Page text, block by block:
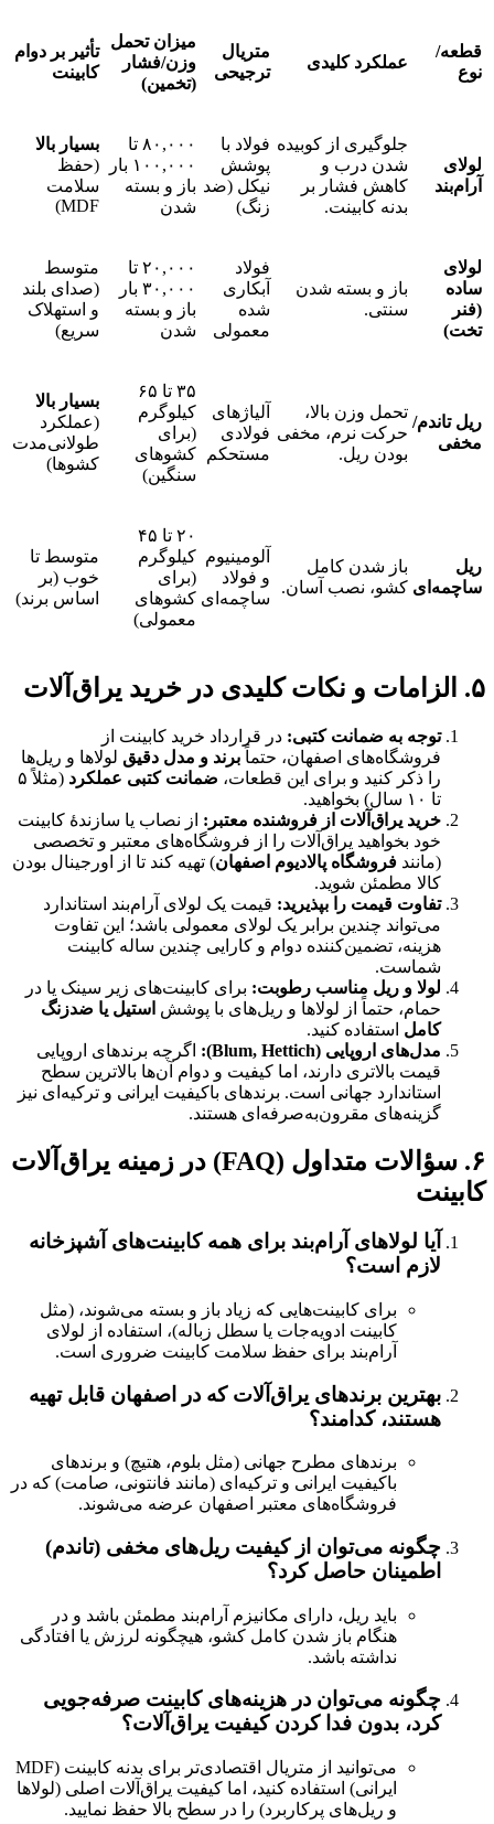
عملکرد کلیدی
ترجیحی
میزان تحمل
وزن/فشار
(تخمین)
تأثیر بر دوام
کابینت
جلوگیری از کوبیده
شدن درب و
کاهش فشار بر
بدنه کابینت.
فولاد با
پوشش
نیکل (ضد
زنگ)
۱۰۰,۰۰۰ بار
باز و بسته
شدن
بسیار بالا
(حفظ
سلامت
MDF)
باز و بسته شدن
سنتی.
آبکاری
۳۰,۰۰۰ بار
باز و بسته
شدن
متوسط
(صدای بلند
و استهلاک
سریع)
تحمل وزن بالا،
حرکت نرم، مخفی
بودن ریل.
آلیاژهای
فولادی
کیلوگرم
(برای
کشوهای
بسیار بالا
(عملکرد
طولانی‌مدت
کشوها)
باز شدن کامل
کشو، نصب آسان.
آلومینیوم
و فولاد
ساچمه‌ای
کیلوگرم
(برای
کشوهای
متوسط تا
خوب (بر
اساس برند)
ونکات کلیدی در خرید یراق‌آلات
به ضمانت کتبی:در قرارداد خرید کابینت از
اصفهان، حتماًبرند و مدل دقیقلولاها و ریل‌ها
ذکر کنید و برای این قطعات، ضمانت کتبی عملکرد
(مثلاً ۵
یراق‌آلات از فروشنده معتبر:از نصاب یا سازندۀ کابینت
بخواهید یراق‌آلات را از فروشگاه‌های معتبر و تخصصی
فروشگاه پالادیوم اصفهان) تهیه کند تا از اورجینال بودن
مطمئن شوید.
قیمت را بپذیرید : قیمت یک لولای آرام‌بند استاندارد
چندین برابر یک لولای معمولی باشد؛ این تفاوت
تضمین‌کننده دوام و کارایی چندین ساله کابینت
و ریل مناسب رطوبت:برای کابینت‌های زیر سینک یا در
حتماً از لولاها و ریل‌های با پوششاستیل یا ضدزنگ
استفاده کنید.
اروپایی(Blum, Hettich):
اگرچه برندهای اروپایی
بالاتری دارند، اما کیفیت و دوام آن‌ها بالاترین سطح
جهانی است. برندهای باکیفیت ایرانی و ترکیه‌ای نیز
مقرون‌به‌صرفه‌ای هستند.
متداول(FAQ)
در زمینه یراق‌آلات
لولاهای آرام‌بند برای همه کابینت‌های آشپزخانه
است؟
برای کابینت‌هایی که زیاد باز و بسته می‌شوند، (مثل
کابینت ادویه‌جات یا سطل زباله)، استفاده از لولای
آرام‌بند برای حفظ سلامت کابینت ضروری است.
برندهای یراق‌آلات که در اصفهان قابل تهیه
کدامند؟
برندهای مطرح جهانی (مثل بلوم، هتیچ) و برندهای
باکیفیت ایرانی و ترکیه‌ای (مانند فانتونی، صامت) که در
فروشگاه‌های معتبر اصفهان عرضه می‌شوند.
می‌توان از کیفیت ریل‌های مخفی (تاندم)
حاصل کرد؟
باید ریل، دارای مکانیزم آرام‌بند مطمئن باشد و در
هنگام باز شدن کامل کشو، هیچگونه لرزش یا افتادگی
نداشته باشد.
می‌توان در هزینه‌های کابینت صرفه‌جویی
بدون فدا کردن کیفیت یراق‌آلات؟
می‌توانید از متریال اقتصادی‌تر برای بدنه کابینت (MDF
ایرانی) استفاده کنید، اما کیفیت یراق‌آلات اصلی (لولاها
و ریل‌های پرکاربرد) را در سطح بالا حفظ نمایید.